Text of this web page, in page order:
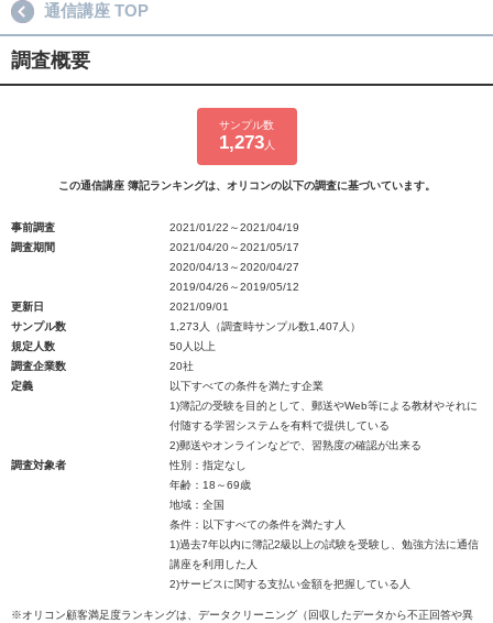
通信講座 TOP
調査概要
サンプル数
1,273人
この通信講座 簿記ランキングは、オリコンの以下の調査に基づいています。
事前調査
2021/01/22～2021/04/19
調査期間
2021/04/20～2021/05/17
2020/04/13～2020/04/27
2019/04/26～2019/05/12
更新日
2021/09/01
サンプル数
1,273人（調査時サンプル数1,407人）
規定人数
50人以上
調査企業数
20社
定義
以下すべての条件を満たす企業
1)簿記の受験を目的として、郵送やWeb等による教材やそれに
付随する学習システムを有料で提供している
2)郵送やオンラインなどで、習熟度の確認が出来る
調査対象者
性別：指定なし
年齢：18～69歳
地域：全国
条件：以下すべての条件を満たす人
1)過去7年以内に簿記2級以上の試験を受験し、勉強方法に通信
講座を利用した人
2)サービスに関する支払い金額を把握している人
※オリコン顧客満足度ランキングは、データクリーニング（回収したデータから不正回答や異